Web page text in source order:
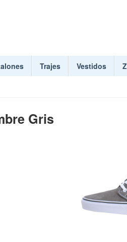
Trajes Vestidos
Gris